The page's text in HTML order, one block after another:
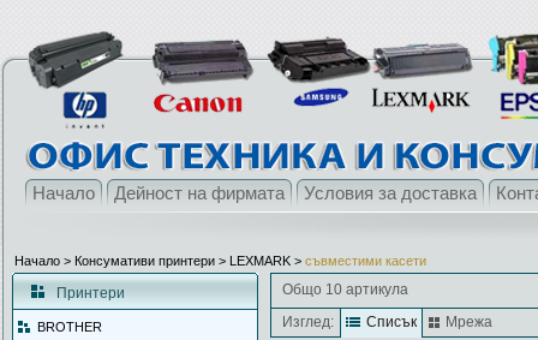
Начало Дейност на фирмата Условия за доставка
Начало > Консумативи принтери > LEXMARK > съвместими касети
Принтери
BROTHER
Общо 10 артикула
Изглед:
Списък Мрежа